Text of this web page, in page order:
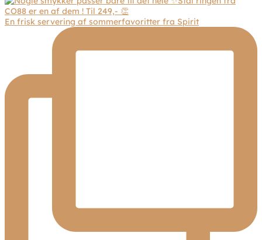
En frisk servering af sommerfavoritter fra Spirit